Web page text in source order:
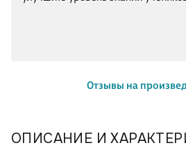
ОПИСАНИЕ И
Отзывы на